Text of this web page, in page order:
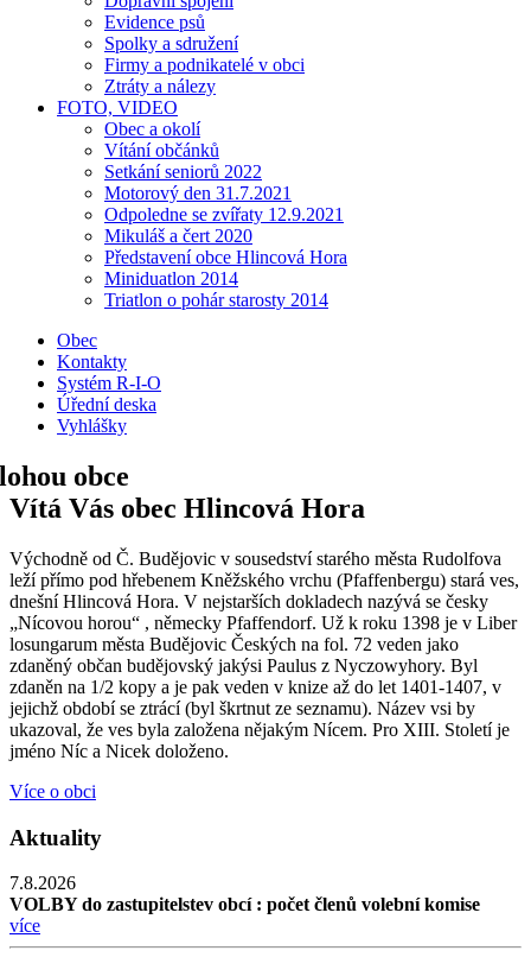
Evidence psů
Spolky a sdružení
Firmy a podnikatelé v obci
Ztráty a nálezy
FOTO, VIDEO
Obec a okolí
Vítání občánků
Setkání seniorů 2022
Motorový den 31.7.2021
Odpoledne se zvířaty 12.9.2021
Mikuláš a čert 2020
Představení obce Hlincová Hora
Miniduatlon 2014
Triatlon o pohár starosty 2014
Obec
Kontakty
Systém R-I-O
Úřední deska
Vyhlášky
Vítá Vás obec Hlincová Hora
Východně od Č. Budějovic v sousedství starého města Rudolfova
leží přímo pod hřebenem Kněžského vrchu (Pfaffenbergu) stará ves,
dnešní Hlincová Hora. V nejstarších dokladech nazývá se česky
„Nícovou horou“ , německy Pfaffendorf. Už k roku 1398 je v Liber
losungarum města Budějovic Českých na fol. 72 veden jako
zdaněný občan budějovský jakýsi Paulus z Nyczowyhory. Byl
zdaněn na 1/2 kopy a je pak veden v knize až do let 1401-1407, v
jejichž období se ztrácí (byl škrtnut ze seznamu). Název vsi by
ukazoval, že ves byla založena nějakým Nícem. Pro XIII. Století je
jméno Níc a Nicek doloženo.
Více o obci
Aktuality
7.8.2026
VOLBY do zastupitelstev obcí : počet členů volební komise
více